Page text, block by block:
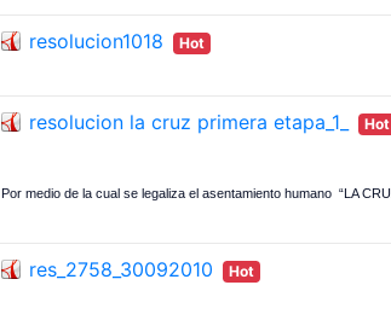
resolucion1018 Hot
resolucion la cruz primera etapa_1_ Hot
Por medio de la cual se legaliza el asentamiento humano “LA
res_2758_30092010 Hot